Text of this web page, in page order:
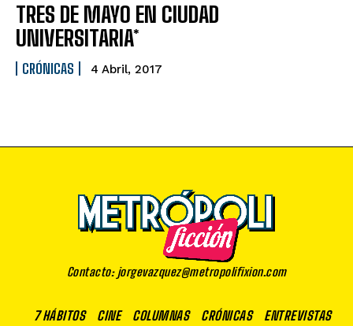
TRES DE MAYO EN CIUDAD
UNIVERSITARIA*
CRÓNICAS 4 Abril, 2017
Contacto: jorgevazquez@metropolifixion.com
7 HÁBITOS CINE COLUMNAS CRÓNICAS ENTREVISTAS